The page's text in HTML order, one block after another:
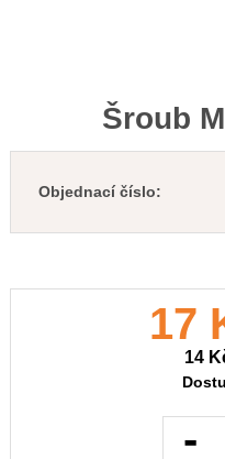
Šroub
Objednací číslo:
17
14
-